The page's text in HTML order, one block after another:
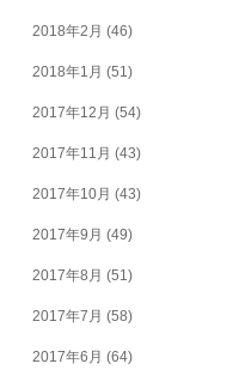
2018年2月 (46)
2018年1月 (51)
2017年12月 (54)
2017年11月 (43)
2017年10月 (43)
2017年9月 (49)
2017年8月 (51)
2017年7月 (58)
2017年6月 (64)